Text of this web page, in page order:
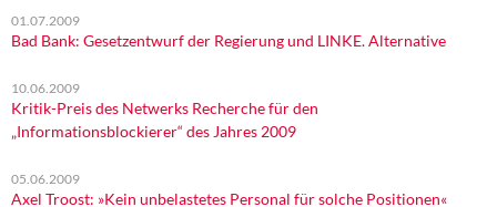
01.07.2009
Bad Bank: Gesetzentwurf der Regierung und LINKE. Alternative
10.06.2009
Kritik-Preis des Netwerks Recherche für den
„Informationsblockierer“ des Jahres 2009
05.06.2009
Axel Troost: »Kein unbelastetes Personal für solche Positionen«